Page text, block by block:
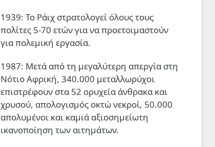
1939: Το Ράιχ στρατολογεί όλους τους
πολίτες 5-70 ετών για να προετοιμαστούν
για πολεμική εργασία.
1987: Μετά από τη μεγαλύτερη απεργία στη
Νότιο Αφρική, 340.000 μεταλλωρύχοι
επιστρέφουν στα 52 ορυχεία άνθρακα και
χρυσού, απολογισμός οκτώ νεκροί, 50.000
απολυμένοι και καμιά αξιοσημείωτη
ικανοποίηση των αιτημάτων.